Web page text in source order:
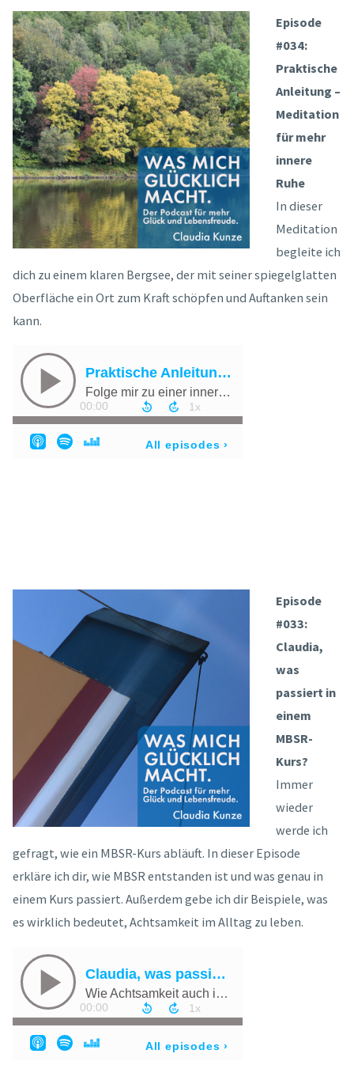
Episode
#034:
Praktische
Anleitung –
Meditation
für mehr
innere
Ruhe
In dieser
Meditation
begleite ich
dich zu einem klaren Bergsee, der mit seiner spiegelglatten
Oberfläche ein Ort zum Kraft schöpfen und Auftanken sein
kann.
Episode
#033:
Claudia,
was
passiert in
einem
MBSR-
Kurs?
Immer
wieder
werde ich
gefragt, wie ein MBSR-Kurs abläuft. In dieser Episode
erkläre ich dir, wie MBSR entstanden ist und was genau in
einem Kurs passiert. Außerdem gebe ich dir Beispiele, was
es wirklich bedeutet, Achtsamkeit im Alltag zu leben.